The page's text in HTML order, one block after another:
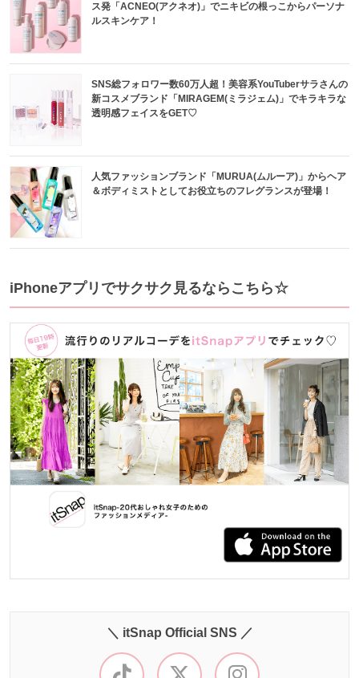
ス発「ACNEO(アクネオ)」でニキビの根っこからパーソナ
ルスキンケア！
SNS総フォロワー数60万人超！美容系YouTuberサラさんの
新コスメブランド「MIRAGEM(ミラジェム)」でキラキラな
透明感フェイスをGET♡
人気ファッションブランド「MURUA(ムルーア)」からヘア
＆ボディミストとしてお役立ちのフレグランスが登場！
iPhoneアプリでサクサク見るならこちら☆
＼ itSnap Official SNS ／